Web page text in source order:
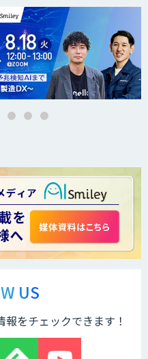
ージェント「OfficeAI社
×AIで顧客コミュニケーシ
エージェントDRIVE
BASE」
US
をチェックできます！